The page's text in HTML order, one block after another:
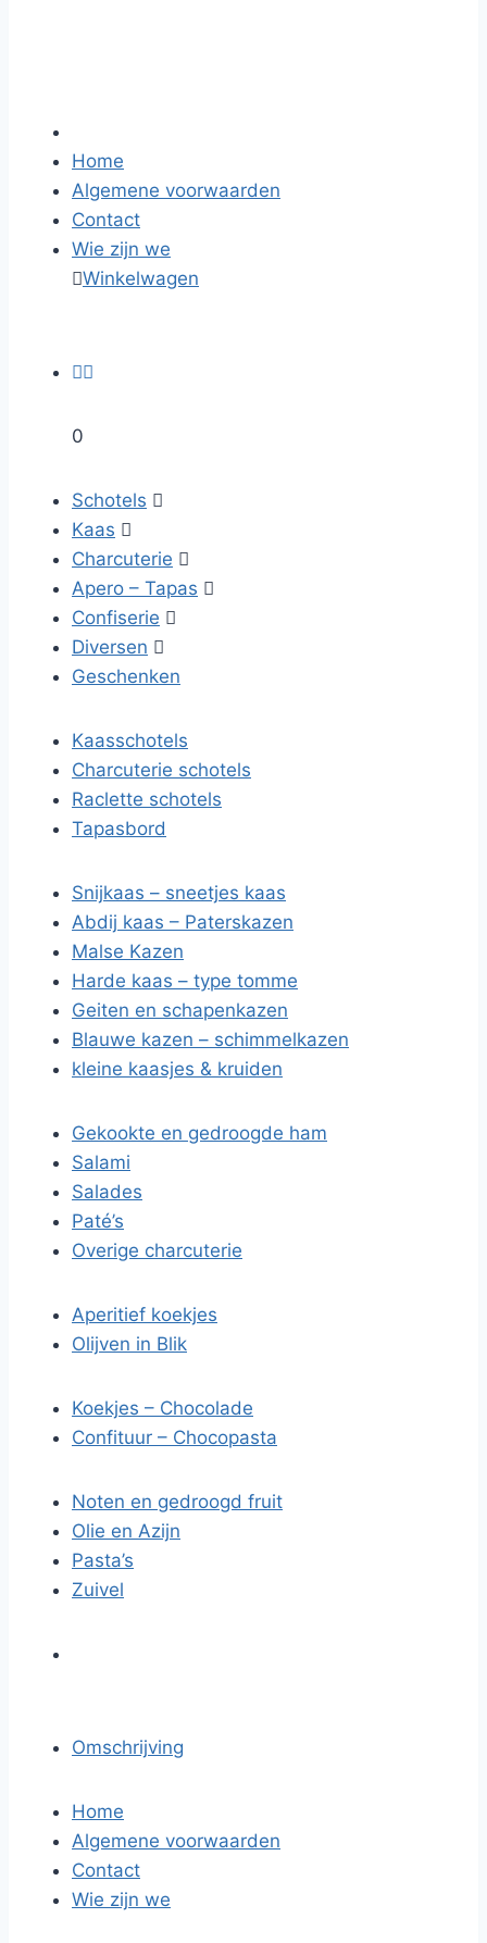
Home
Algemene voorwaarden
Contact
Wie zijn we
Winkelwagen

0
Schotels 
Kaas 
Charcuterie 
Apero – Tapas 
Confiserie 
Diversen 
Geschenken
Kaasschotels
Charcuterie schotels
Raclette schotels
Tapasbord
Snijkaas – sneetjes kaas
Abdij kaas – Paterskazen
Malse Kazen
Harde kaas – type tomme
Geiten en schapenkazen
Blauwe kazen – schimmelkazen
kleine kaasjes & kruiden
Gekookte en gedroogde ham
Salami
Salades
Paté’s
Overige charcuterie
Aperitief koekjes
Olijven in Blik
Koekjes – Chocolade
Confituur – Chocopasta
Noten en gedroogd fruit
Olie en Azijn
Pasta’s
Zuivel
Omschrijving
Home
Algemene voorwaarden
Contact
Wie zijn we